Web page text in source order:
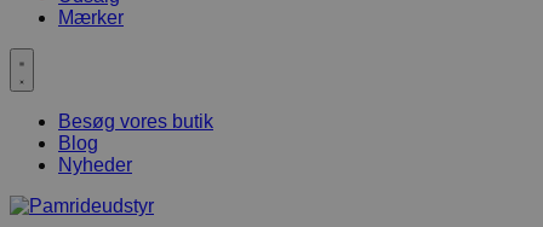
Mærker
Besøg vores butik
Blog
Nyheder